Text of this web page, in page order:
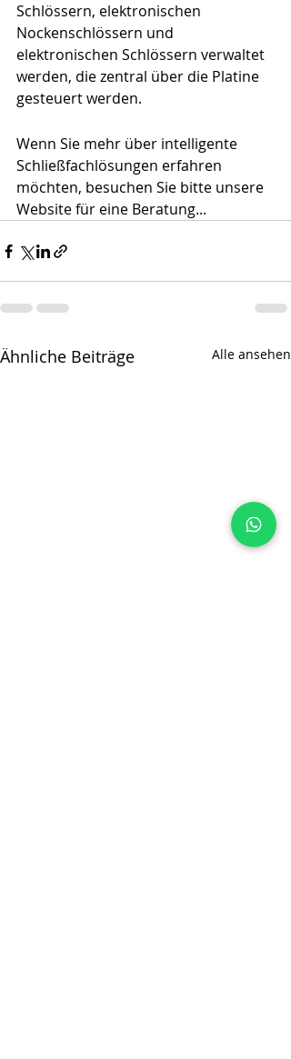
Schlössern, elektronischen
Nockenschlössern und
elektronischen Schlössern verwaltet
werden, die zentral über die Platine
gesteuert werden.
Wenn Sie mehr über intelligente
Schließfachlösungen erfahren
möchten, besuchen Sie bitte unsere
Website für eine Beratung...
Ähnliche Beiträge Alle ansehen